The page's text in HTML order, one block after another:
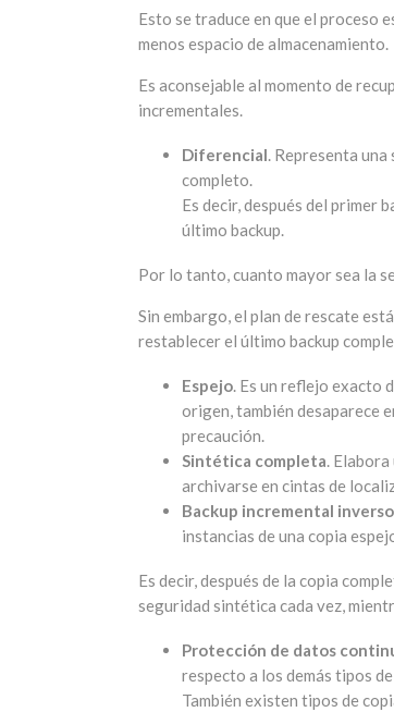
Esto se traduce en que el proceso
menos espacio de almacenamiento.
Es aconsejable al momento de
incrementales.
Diferencial. Representa
completo.
Es decir, después del primer
último backup.
Por lo tanto, cuanto mayor sea la
Sin embargo, el plan de rescate
restablecer el último backup
Espejo. Es un reflejo exacto
origen, también desaparece
precaución.
Sintética completa.
archivarse en cintas de
Backup incremental inverso
instancias de una copia
Es decir, después de la copia
seguridad sintética cada vez,
Protección de datos
respecto a los demás tipos
También existen tipos de